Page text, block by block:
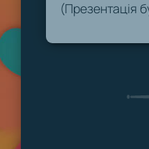
(Презентація